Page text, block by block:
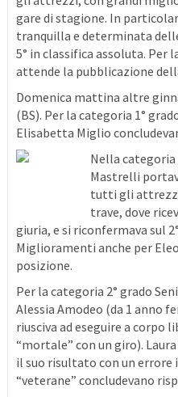
gare di stagione. In
tranquilla e determinata
5° in classifica assoluta. Per
attende la pubblicazione
Domenica mattina altre
(BS). Per la categoria 1°
Elisabetta Miglio
Nella categoria
Mastrelli
tutti gli
trave, dove
giuria, e si riconfermava sul
Miglioramenti anche per
posizione.
Per la categoria 2° grado
Alessia Amodeo (da 1 anno
riusciva ad eseguire a corpo
“mortale” con un giro).
il suo risultato con un errore
“veterane” concludevano